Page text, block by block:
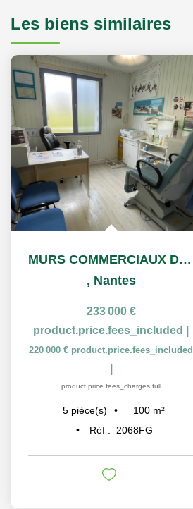
Les biens similaires
MURS COMMERCIAUX DE 97m²
, Nantes
233 000 €
product.price.fees_included
220 000 € product.price.fees_included
product.price.fees_charges.full
5 pièce(s) 100 m²
Réf :
2068FG